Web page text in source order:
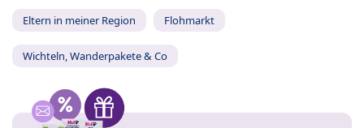
Eltern in meiner Region Flohmarkt
Wichteln, Wanderpakete & Co